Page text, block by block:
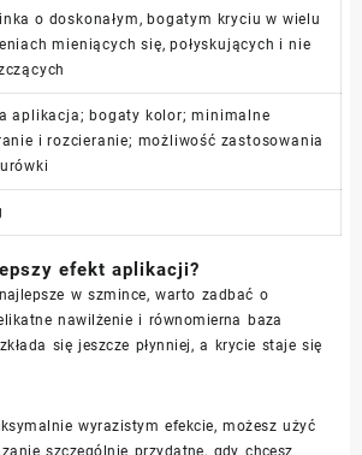
o doskonałym, bogatym kryciu w wielu
mieniących się, połyskujących i nie
aplikacja; bogaty kolor; minimalne
i rozcieranie; możliwość zastosowania
efekt aplikacji?
w szmince, warto zadbać o
nawilżenie i równomierna baza
się jeszcze płynniej, a krycie staje się
wyrazistym efekcie, możesz użyć
szczególnie przydatne, gdy chcesz